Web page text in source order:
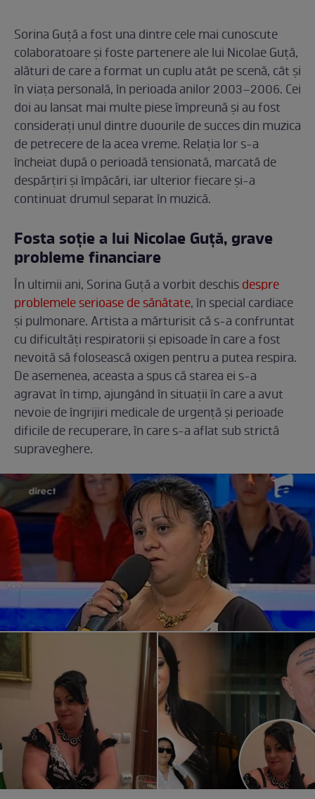
Sorina Guță a fost una dintre cele mai cunoscute
colaboratoare și foste partenere ale lui Nicolae Guță,
alături de care a format un cuplu atât pe scenă, cât și
în viața personală, în perioada anilor 2003–2006. Cei
doi au lansat mai multe piese împreună și au fost
considerați unul dintre duourile de succes din muzica
de petrecere de la acea vreme. Relația lor s-a
încheiat după o perioadă tensionată, marcată de
despărțiri și împăcări, iar ulterior fiecare și-a
continuat drumul separat în muzică.
Fosta soție a lui Nicolae Guță, grave
probleme financiare
În ultimii ani, Sorina Guță a vorbit deschisdespre
problemele serioase de sănătate, în special cardiace
și pulmonare. Artista a mărturisit că s-a confruntat
cu dificultăți respiratorii și episoade în care a fost
nevoită să folosească oxigen pentru a putea respira.
De asemenea, aceasta a spus că starea ei s-a
agravat în timp, ajungând în situații în care a avut
nevoie de îngrijiri medicale de urgență și perioade
dificile de recuperare, în care s-a aflat sub strictă
supraveghere.